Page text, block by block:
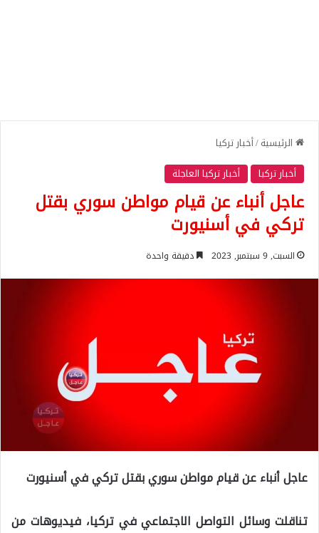
الرئيسية/أخبار تركيا
أخبار تركيا
أخبار تركيا العاجلة
عاجل أنباء عن قيام مواطن سوري بقتل
تركي في أسنيورت
السبت, 9 سبتمبر, 2023 دقيقة واحدة
عاجل أنباء عن قيام مواطن سوري بقتل تركي في أسنيورت
تناقلت وسائل التواصل الاجتماعي في تركيا، فيديوهات من